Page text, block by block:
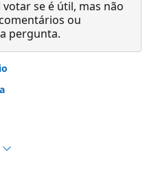
se é útil, mas não
ou
pergunta.